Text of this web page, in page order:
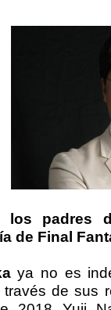
los padres
de Final
ya no es
través de sus